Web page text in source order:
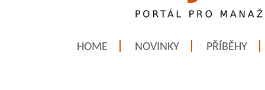
HOME NOVINKY PŘÍBĚHY